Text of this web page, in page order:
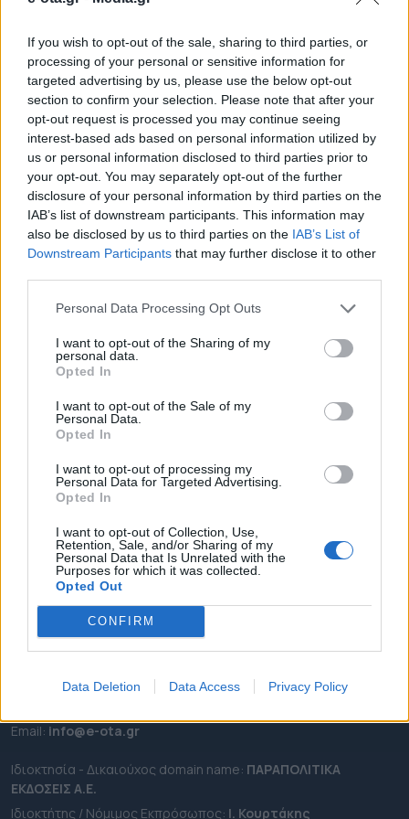
If you wish to opt-out of the sale, sharing to third parties, or
processing of your personal or sensitive information for
targeted advertising by us, please use the below opt-out
section to confirm your selection. Please note that after your
opt-out request is processed you may continue seeing
interest-based ads based on personal information utilized by
us or personal information disclosed to third parties prior to
your opt-out. You may separately opt-out of the further
disclosure of your personal information by third parties on the
IAB’s list of downstream participants. This information may
also be disclosed by us to third parties on the IAB’s List of
Downstream Participants that may further disclose it to other
Personal Data Processing Opt Outs
I want to opt-out of the Sharing of my
personal data.
Opted In
I want to opt-out of the Sale of my
Personal Data.
Opted In
I want to opt-out of processing my
Personal Data for Targeted Advertising.
Opted In
I want to opt-out of Collection, Use,
Retention, Sale, and/or Sharing of my
Personal Data that Is Unrelated with the
Purposes for which it was collected.
Opted Out
CONFIRM
Data Deletion Data Access Privacy Policy
Με αρνητικό τρόπο απασχόλησε το βράδυ της
Ανάστασης ο Στέφανος Πενηντάρχου Πουλημένος,
έπειτα από περιστατικό που καταγράφηκε
μπροστά σε κάμερα τοπικού τηλεοπτικού σταθμού
και προκάλεσε αμηχανία on air. Ενώ το κλίμα ήταν
εορταστικό, με ανταλλαγή ευχών μετά το «Χριστός
Ανέστη», μια απρόσμενη αντίδραση άλλαξε
αιφνιδιαστικά την εικόνα. Σύμφωνα με το βίντεο,
δημοσιογράφος πλησίασε τον δήμαρχο […]
12.04.2026 - 09.56
ΡΟΗ ΕΙΔΗΣΕΩΝ
ΕΠΙΚΑΙΡΟΤΗΤΑ
ΠΕΡΙΦΕΡΕΙΕΣ
OTA LEAKS
ΣΥΝΕΝΤΕΥΞΕΙΣ
ΑΠΟΨΕΙΣ
ΠΡΟΣΛΗΨΕΙΣ
e-ota.gr | Ταυτότητα
Καλλιθέα Αττικής
Εmail: info@e-ota.gr
Ιδιοκτησία - Δικαιούχος domain name: ΠΑΡΑΠΟΛΙΤΙΚΑ
ΕΚΔΟΣΕΙΣ A.E.
Ιδιοκτήτης / Νόμιμος Εκπρόσωπος: Ι. Κουρτάκης